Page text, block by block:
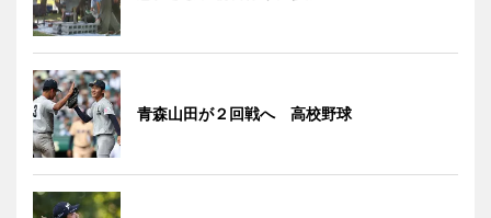
青森山田が２回戦へ 高校野球